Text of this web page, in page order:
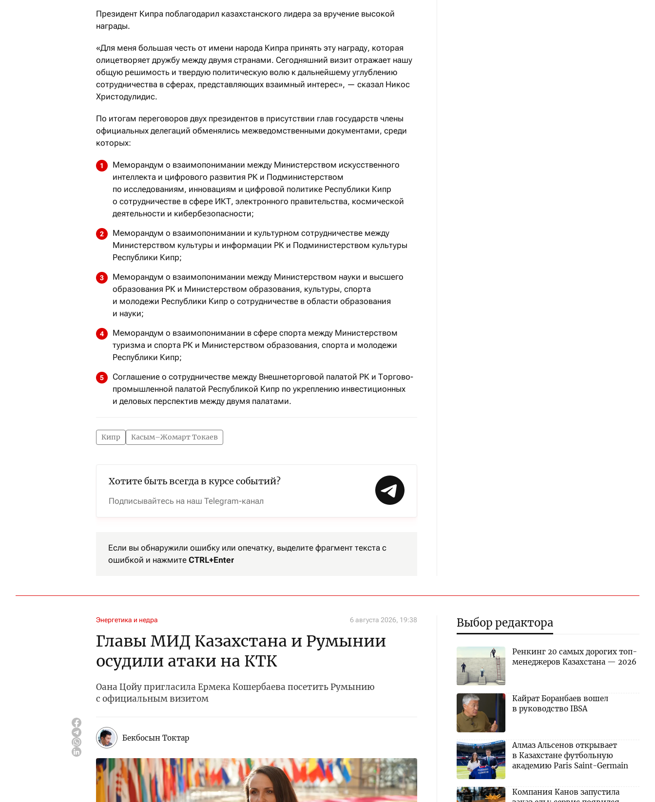
Президент Кипра поблагодарил казахстанского лидера за вручение высокой
награды.
«Для меня большая честь от имени народа Кипра принять эту награду, которая
олицетворяет дружбу между двумя странами. Сегодняшний визит отражает нашу
общую решимость и твердую политическую волю к дальнейшему углублению
сотрудничества в сферах, представляющих взаимный интерес», — сказал Никос
Христодулидис.
По итогам переговоров двух президентов в присутствии глав государств члены
официальных делегаций обменялись межведомственными документами, среди
которых:
Меморандум о взаимопонимании между Министерством искусственного
интеллекта и цифрового развития РК и Подминистерством
по исследованиям, инновациям и цифровой политике Республики Кипр
о сотрудничестве в сфере ИКТ, электронного правительства, космической
деятельности и кибербезопасности;
Меморандум о взаимопонимании и культурном сотрудничестве между
Министерством культуры и информации РК и Подминистерством культуры
Республики Кипр;
Меморандум о взаимопонимании между Министерством науки и высшего
образования РК и Министерством образования, культуры, спорта
и молодежи Республики Кипр о сотрудничестве в области образования
и науки;
Меморандум о взаимопонимании в сфере спорта между Министерством
туризма и спорта РК и Министерством образования, спорта и молодежи
Республики Кипр;
Соглашение о сотрудничестве между Внешнеторговой палатой РК и Торгово-
промышленной палатой Республикой Кипр по укреплению инвестиционных
и деловых перспектив между двумя палатами.
Кипр Касым–Жомарт Токаев
Хотите быть всегда в курсе событий?
Подписывайтесь на наш Telegram-канал
Если вы обнаружили ошибку или опечатку, выделите фрагмент текста с
ошибкой и нажмите CTRL+Enter
Энергетика и недра 6 августа 2026, 19:38
Главы МИД Казахстана и Румынии
осудили атаки на КТК
Оана Цойу пригласила Ермека Кошербаева посетить Румынию
с официальным визитом
Бекбосын Токтар
Выбор редактора
Ренкинг 20 самых дорогих топ-
менеджеров Казахстана — 2026
Кайрат Боранбаев вошел
в руководство IBSA
Алмаз Альсенов открывает
в Казахстане футбольную
академию Paris Saint-Germain
Компания Канов запустила